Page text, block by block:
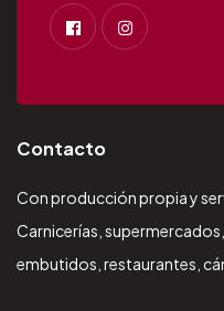
Contacto
Con producción propia y
Carnicerías,
embutidos, restaurantes,